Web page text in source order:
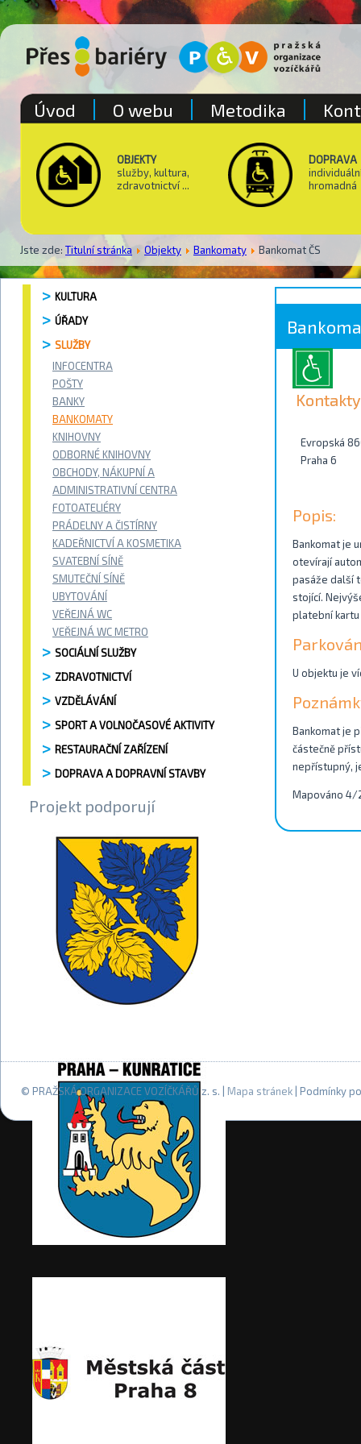
OBJEKTY
služby, kultura,
zdravotnictví ...
DOPRAVA
hromadná
Jste zde: Titulní stránka Objekty Bankomaty Bankomat ČS
Úvod O webu Metodika
KULTURA
ÚŘADY
SLUŽBY
INFOCENTRA
POŠTY
BANKY
BANKOMATY
KNIHOVNY
ODBORNÉ KNIHOVNY
OBCHODY, NÁKUPNÍ A
ADMINISTRATIVNÍ CENTRA
FOTOATELIÉRY
PRÁDELNY A ČISTÍRNY
KADEŘNICTVÍ A KOSMETIKA
SVATEBNÍ SÍNĚ
SMUTEČNÍ SÍNĚ
UBYTOVÁNÍ
VEŘEJNÁ WC
VEŘEJNÁ WC METRO
SOCIÁLNÍ SLUŽBY
ZDRAVOTNICTVÍ
VZDĚLÁVÁNÍ
SPORT A VOLNOČASOVÉ AKTIVITY
RESTAURAČNÍ ZAŘÍZENÍ
DOPRAVA A DOPRAVNÍ STAVBY
Projekt podporují
Kontakty
Evropská
Praha 6
Popis:
Bankomat je
otevírají
pasáže další
stojící.
platební kartu
U objektu je
Bankomat je
částečně
nepřístupný,
Mapováno 4/
© PRAŽSKÁ ORGANIZACE VOZÍČKÁŘŮ z. s. | Mapa stránek | Podmínky